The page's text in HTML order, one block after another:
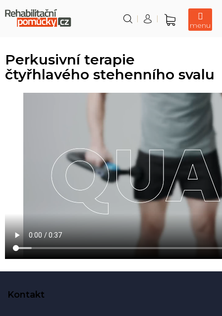
na
obsah
Nákupní
Perkusivní terapie
čtyřhlavého stehenního svalu
Kontakt